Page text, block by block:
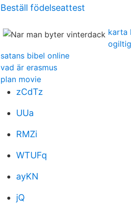
Beställ födelseattest
karta
satans bibel online
vad är erasmus
plan movie
zCdTz
UUa
RMZi
WTUFq
ayKN
jQ